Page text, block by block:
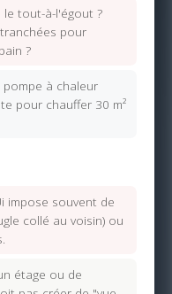
le tout-à-l'égout ?
pour
?
pompe à chaleur
pour chauffer 30 m²
impose souvent de
collé au voisin) ou
étage ou de